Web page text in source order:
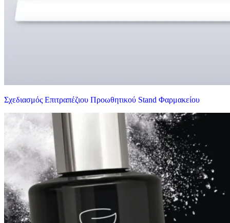
Σχεδιασμός Επιτραπέζιου Προωθητικού Stand Φαρμακείου